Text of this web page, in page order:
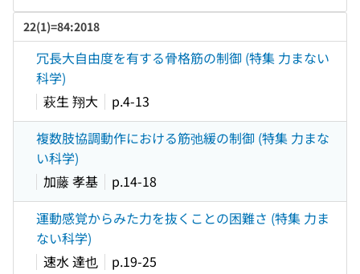
22(1)=84:2018
冗長大自由度を有する骨格筋の制御 (特集 力まない
科学)
萩生 翔大
p.4-13
複数肢協調動作における筋弛緩の制御 (特集 力まな
い科学)
加藤 孝基
p.14-18
運動感覚からみた力を抜くことの困難さ (特集 力ま
ない科学)
速水 達也
p.19-25